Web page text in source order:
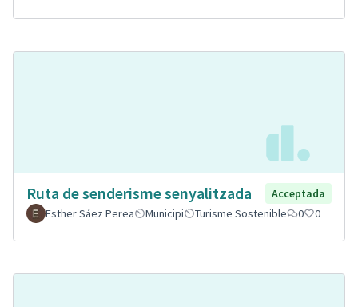
Ruta de senderisme senyalitzada
Acceptada
Esther Sáez Perea
Municipi Turisme Sostenible 0 0